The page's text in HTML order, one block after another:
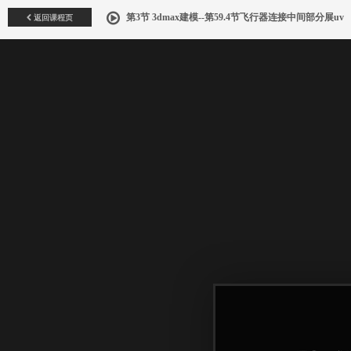
返回课程页 第3节 3dmax建模--第59.4节飞行器连接中间部分展uv